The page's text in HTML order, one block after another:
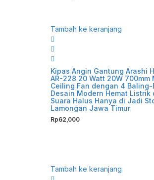
Tambah ke keranjang
Kipas Angin Gantung Arashi
AR-228 20 Watt 20W 700mm
Ceiling Fan dengan 4 Baling-
Desain Modern Hemat Listrik
Suara Halus Hanya di Jadi
Lamongan Jawa Timur
Rp62,000
Tambah ke keranjang